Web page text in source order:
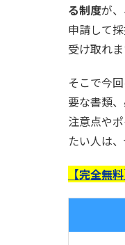
る制度が
申請して
受け取れま
そこで今
要な書類
注意点や
たい人は
【完全無